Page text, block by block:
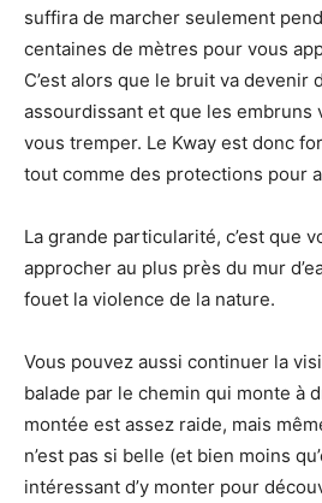
suffira de marcher seulement
centaines de mètres pour vous
C’est alors que le bruit va devenir
assourdissant et que les embruns
vous tremper. Le Kway est donc
tout comme des protections pour
La grande particularité, c’est que
approcher au plus près du mur
fouet la violence de la nature.
Vous pouvez aussi continuer la
balade par le chemin qui monte à
montée est assez raide, mais
n’est pas si belle (et bien moins
intéressant d’y monter pour